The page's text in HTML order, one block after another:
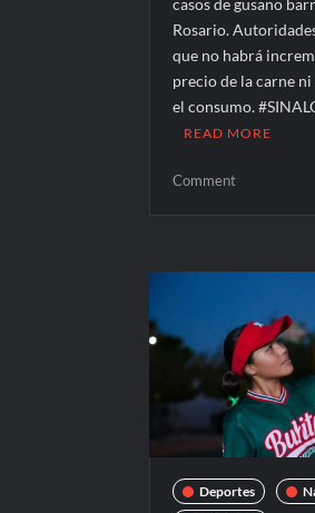
casos de gusano
Rosario.
que no habrá
precio de la carne
el consumo.
READ MORE
Commenton
barrenador
Sinaloa
no
afectará
a
afirman
Deportes